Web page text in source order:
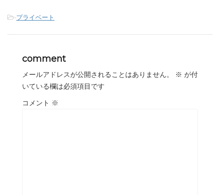
-プライベート
comment
メールアドレスが公開されることはありません。 ※ が付
いている欄は必須項目です
コメント ※